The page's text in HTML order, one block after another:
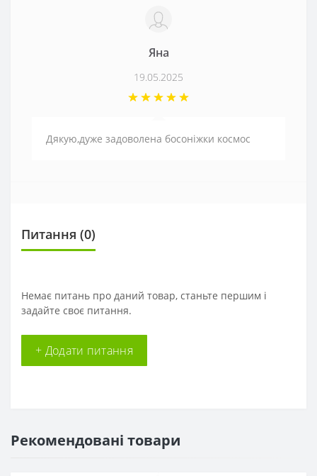
Яна
19.05.2025
Дякую,дуже задоволена босоніжки космос
Питання (0)
Немає питань про даний товар, станьте першим і
задайте своє питання.
+ Додати питання
Рекомендовані товари